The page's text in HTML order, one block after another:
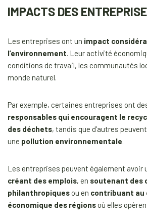
IMPACTS DES
Les entreprises ont un impact
l’environnement. Leur activité
conditions de travail, les communautés
monde naturel.
Par exemple, certaines entreprises ont
responsables qui encouragent le
des déchets, tandis que d’autres
une pollution environnementale.
Les entreprises peuvent également avoir
créant des emplois, en soutenant des
philanthropiques ou en contribuant au
économique des régions où elles